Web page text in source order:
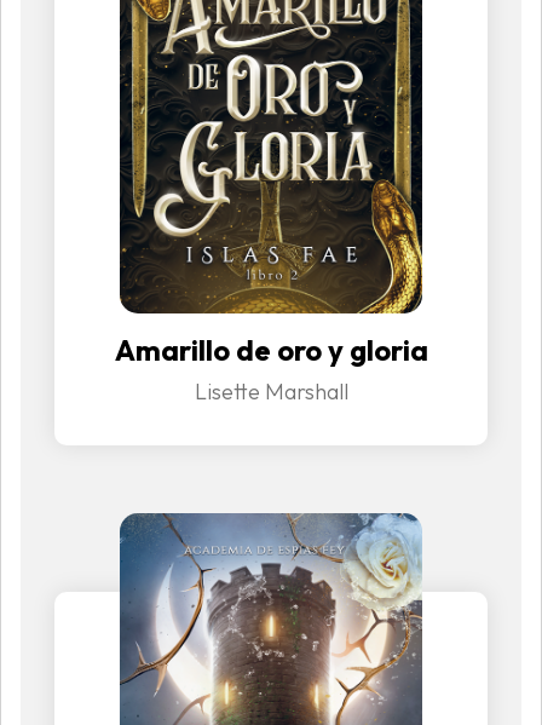
Amarillo de oro y gloria
Lisette Marshall